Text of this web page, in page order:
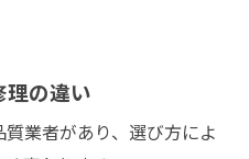
の違い
業者があり、選び方によ